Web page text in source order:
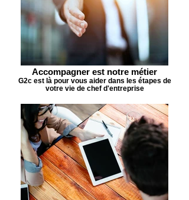
Accompagner est notre métier
G2c est là pour vous aider dans les étapes de
votre vie de chef d'entreprise